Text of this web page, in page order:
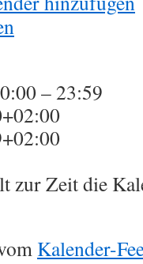
– 23:59
zur Zeit die
Kalender-